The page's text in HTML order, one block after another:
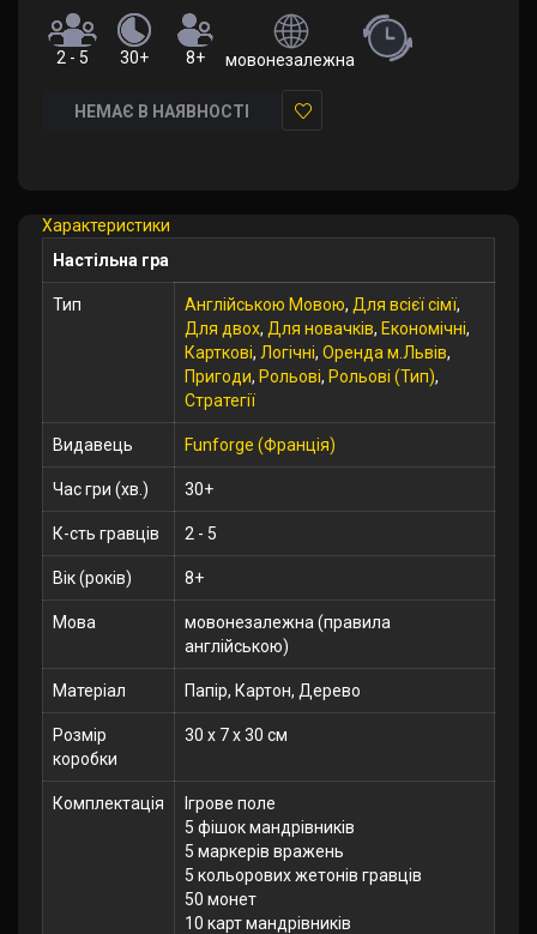
2 - 5 30+ 8+ мовонезалежна (правила
НЕМАЄ В НАЯВНОСТІ
Характеристики
Настільна гра
Тип Англійською Мовою, Для всієї сімї,
Для двох, Для новачків, Економічні,
Карткові, Логічні, Оренда м.Львів,
Пригоди, Рольові, Рольові (Тип),
Стратегії
Видавець Funforge (Франція)
Час гри (хв.) 30+
К-сть гравців 2 - 5
Вік (років) 8+
Мова
мовонезалежна (правила
англійською)
Матеріал Папір, Картон, Дерево
Розмір
коробки
30 x 7 x 30 см
Комплектація
Ігрове поле
5 фішок мандрівників
5 маркерів вражень
5 кольорових жетонів гравців
50 монет
10 карт мандрівників